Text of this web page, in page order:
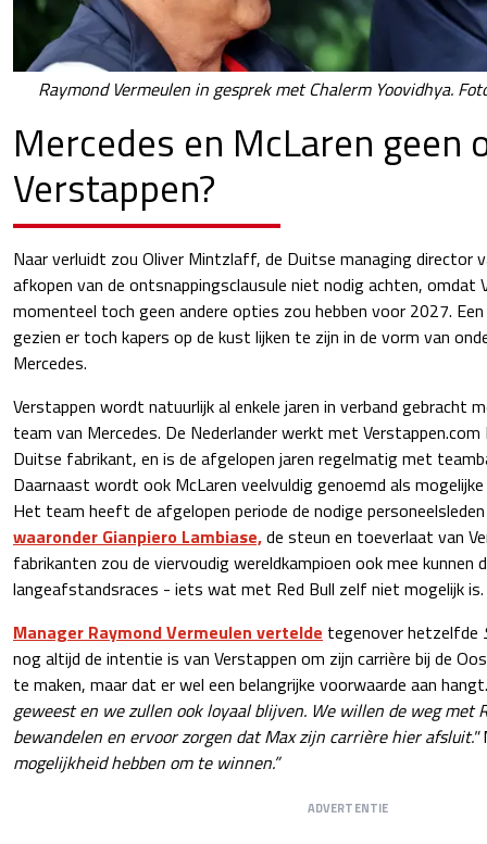
Raymond Vermeulen in gesprek met Chalerm Yoovidhya.
Mercedes en McLaren geen
Verstappen?
Naar verluidt zou Oliver Mintzlaff, de Duitse managing director
afkopen van de ontsnappingsclausule niet nodig achten, omdat
momenteel toch geen andere opties zou hebben voor 2027.
gezien er toch kapers op de kust lijken te zijn in de vorm van
Mercedes.
Verstappen wordt natuurlijk al enkele jaren in verband gebracht
team van Mercedes. De Nederlander werkt met
Duitse fabrikant, en is de afgelopen jaren regelmatig met
Daarnaast wordt ook McLaren veelvuldig genoemd als
Het team heeft de afgelopen periode de nodige
waaronder Gianpiero Lambiase,de steun en toeverlaat van
fabrikanten zou de viervoudig wereldkampioen ook mee kunnen
langeafstandsraces - iets wat met Red Bull zelf niet mogelijk is.
Manager Raymond Vermeulen vertelde tegenover hetzelfde
nog altijd de intentie is van Verstappen om zijn carrière bij de
te maken, maar dat er wel een belangrijke voorwaarde aan
geweest en we zullen ook loyaal blijven. We willen de weg met
bewandelen en ervoor zorgen dat Max zijn carrière hier afsluit."
mogelijkheid hebben om te winnen.”
ADVERTENTIE